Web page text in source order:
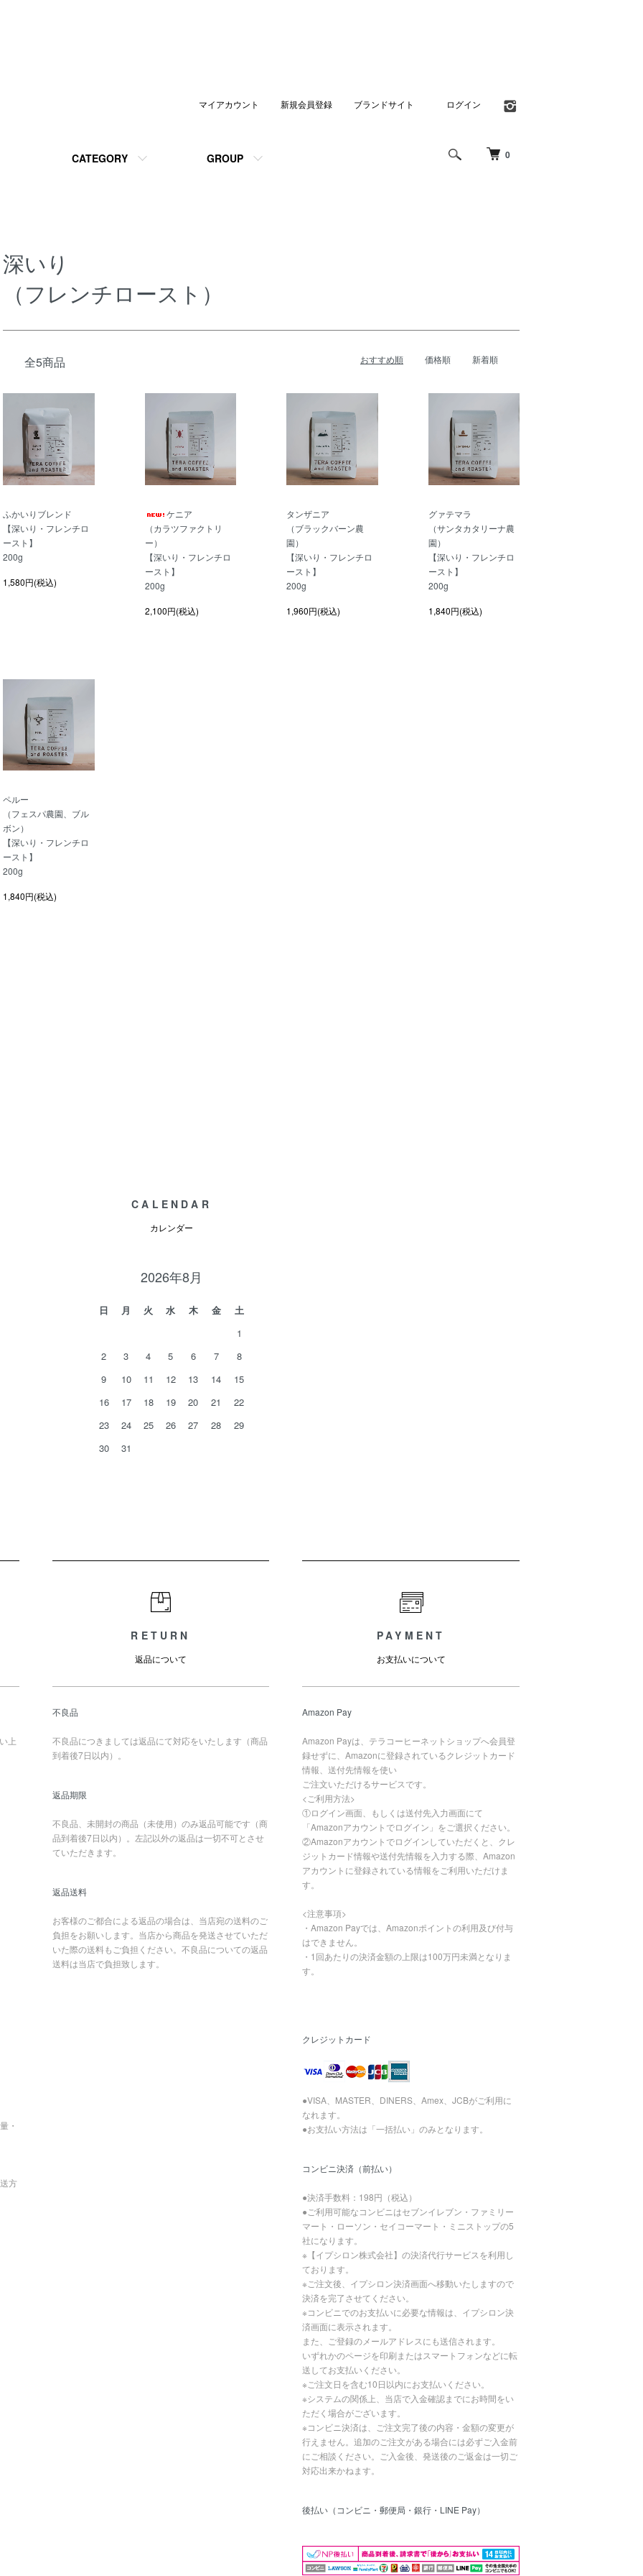
0
CATEGORY GROUP
マイアカウント 新規会員登録 ブランドサイト ログイン
深いり
（フレンチロースト）
全5商品 おすすめ順 価格順 新着順
ふかいりブレンド
【深いり・フレンチロ
ースト】
200g
1,580円(税込)
ケニア
（カラツファクトリ
ー）
【深いり・フレンチロ
ースト】
200g
2,100円(税込)
タンザニア
（ブラックバーン農
園）
【深いり・フレンチロ
ースト】
200g
1,960円(税込)
グァテマラ
（サンタカタリーナ農
園）
【深いり・フレンチロ
ースト】
200g
1,840円(税込)
ペルー
（フェスパ農園、ブル
ボン）
【深いり・フレンチロ
ースト】
200g
1,840円(税込)
CALENDAR
カレンダー
2026年8月
日 月 火 水 木 金
土
1
2
3 4 5 6 7
8
9
10 11 12 13 14
15
16
17 18 19 20 21
22
23
24 25 26 27 28
29
30
31
上
・
方
RETURN
返品について
不良品
不良品につきましては返品にて対応をいたします（商品
到着後7日以内）。
返品期限
不良品、未開封の商品（未使用）のみ返品可能です（商
品到着後7日以内）。左記以外の返品は一切不可とさせ
ていただきます。
返品送料
お客様のご都合による返品の場合は、当店宛の送料のご
負担をお願いします。当店から商品を発送させていただ
いた際の送料もご負担ください。不良品についての返品
送料は当店で負担致します。
PAYMENT
お支払いについて
Amazon Pay
Amazon Payは、テラコーヒーネットショップへ会員登
録せずに、Amazonに登録されているクレジットカード
情報、送付先情報を使い
ご注文いただけるサービスです。
<ご利用方法>
①ログイン画面、もしくは送付先入力画面にて
「Amazonアカウントでログイン」をご選択ください。
②Amazonアカウントでログインしていただくと、クレ
ジットカード情報や送付先情報を入力する際、Amazon
アカウントに登録されている情報をご利用いただけま
す。
<注意事項>
・Amazon Payでは、Amazonポイントの利用及び付与
はできません。
・1回あたりの決済金額の上限は100万円未満となりま
す。
クレジットカード
●VISA、MASTER、DINERS、Amex、JCBがご利用に
なれます。
●お支払い方法は「一括払い」のみとなります。
コンビニ決済（前払い）
●決済手数料：198円（税込）
●ご利用可能なコンビニはセブンイレブン・ファミリー
マート・ローソン・セイコーマート・ミニストップの5
社になります。
※【イプシロン株式会社】の決済代行サービスを利用し
ております。
※ご注文後、イプシロン決済画面へ移動いたしますので
決済を完了させてください。
※コンビニでのお支払いに必要な情報は、イプシロン決
済画面に表示されます。
また、ご登録のメールアドレスにも送信されます。
いずれかのページを印刷またはスマートフォンなどに転
送してお支払いください。
※ご注文日を含む10日以内にお支払いください。
※システムの関係上、当店で入金確認までにお時間をい
ただく場合がございます。
※コンビニ決済は、ご注文完了後の内容・金額の変更が
行えません。追加のご注文がある場合には必ずご入金前
にご相談ください。ご入金後、発送後のご返金は一切ご
対応出来かねます。
後払い（コンビニ・郵便局・銀行・LINE Pay）